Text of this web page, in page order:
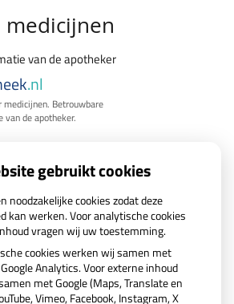
van de apotheker
.nl
medicijnen. Betrouwbare
van de apotheker.
Zoeken
gebruikt cookies
noodzakelijke cookies zodat deze
kan werken. Voor analytische cookies
vragen wij uw toestemming.
cookies werken wij samen met
Analytics. Voor externe inhoud
met Google (Maps, Translate en
Vimeo, Facebook, Instagram, X